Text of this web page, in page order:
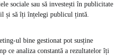
sociale sau să investești în publicitate
și să îți înțelegi publicul țintă.
ul bine gestionat pot susține
ce analiza constantă a rezultatelor îți